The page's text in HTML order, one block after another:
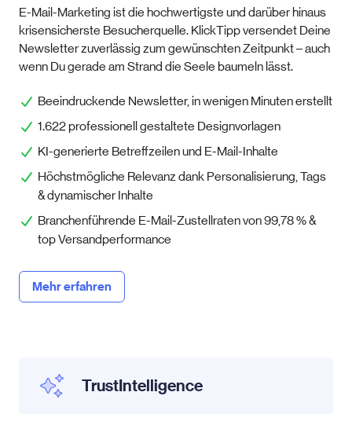
E-Mail-Marketing ist die hochwertigste und darüber hinaus
krisensicherste Besucherquelle. KlickTipp versendet Deine
Newsletter zuverlässig zum gewünschten Zeitpunkt – auch
wenn Du gerade am Strand die Seele baumeln lässt.
Beeindruckende Newsletter, in wenigen Minuten erstellt
1.622 professionell gestaltete Designvorlagen
KI-generierte Betreffzeilen und E-Mail-Inhalte
Höchstmögliche Relevanz dank Personalisierung, Tags
& dynamischer Inhalte
Branchenführende E-Mail-Zustellraten von 99,78 % &
top Versandperformance
Mehr erfahren
TrustIntelligence